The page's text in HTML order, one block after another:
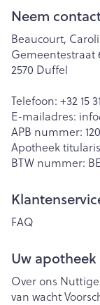
Neem
Beaucourt,
Gemeentestraat
2570 Duffel
Telefoon: +32 15
E-mailadres:
APB nummer:
Apotheek
BTW nummer:
FAQ
Uw apotheek
Over ons
van wacht